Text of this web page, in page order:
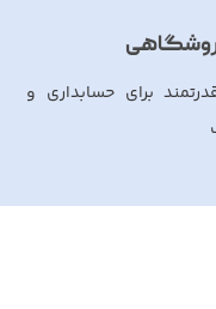
برای حسابداری و